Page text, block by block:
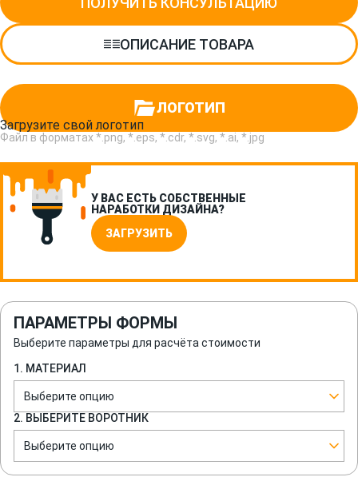
ОПИСАНИЕ ТОВАРА
ЛОГОТИП
Загрузите свой логотип
Файл в форматах *.png, *.eps, *.cdr, *.svg, *.ai, *.jpg
У ВАС ЕСТЬ СОБСТВЕННЫЕ
НАРАБОТКИ ДИЗАЙНА?
ЗАГРУЗИТЬ
ПАРАМЕТРЫ ФОРМЫ
Выберите параметры для расчёта стоимости
1. МАТЕРИАЛ
Выберите опцию
2. ВЫБЕРИТЕ ВОРОТНИК
Выберите опцию